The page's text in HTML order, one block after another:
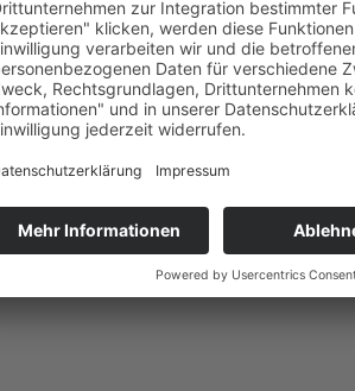
2026 und es geht weiter …